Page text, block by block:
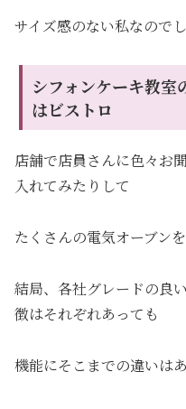
サイズ感のない私なのでし
シフォンケーキ教室
はビストロ
店舗で店員さんに色々お
入れてみたりして
たくさんの電気オーブンを
結局、各社グレードの良
徴はそれぞれあっても
機能にそこまでの違いは